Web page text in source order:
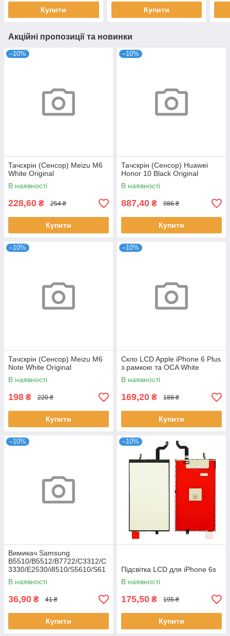
Купити Купити
Акційні пропозиції та новинки
–10%
Тачскрін (Сенсор) Meizu M6
White Original
В наявності
228,60 ₴ 254 ₴
Купити
–10%
Тачскрін (Сенсор) Huawei
Honor 10 Black Original
В наявності
887,40 ₴ 986 ₴
Купити
–10%
Тачскрін (Сенсор) Meizu M6
Note White Original
В наявності
198 ₴ 220 ₴
Купити
–10%
Скло LCD Apple iPhone 6 Plus
з рамкою та OCA White
В наявності
169,20 ₴ 188 ₴
Купити
–10%
Вимикач Samsung
B5510/B5512/B7722/C3312/C
3330/E2530/i8510/S5610/S61
02
В наявності
36,90 ₴ 41 ₴
Купити
–10%
Підсвітка LCD для iPhone 6s
В наявності
175,50 ₴ 195 ₴
Купити